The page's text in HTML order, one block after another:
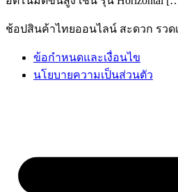
ช้อปสินค้าไทยออนไลน์ สะดวก รวด
ข้อกำหนดและเงื่อนไข
นโยบายความเป็นส่วนตัว